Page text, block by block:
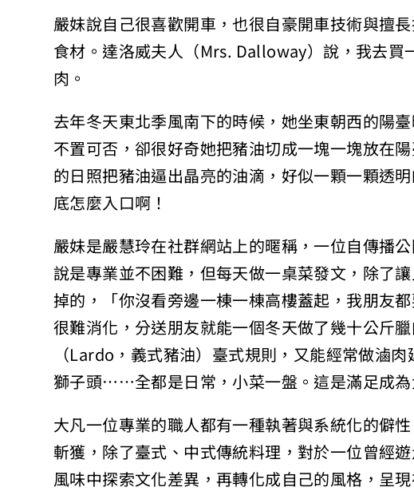
嚴妹說自己很喜歡開車，也很自豪開車技術與擅
食材。達洛威夫人（Mrs. Dalloway）說，我去
肉。
去年冬天東北季風南下的時候，她坐東朝西的陽
不置可否，卻很好奇她把豬油切成一塊一塊放在
的日照把豬油逼出晶亮的油滴，好似一顆一顆透
底怎麼入口啊！
嚴妹是嚴慧玲在社群網站上的暱稱，一位自傳播
說是專業並不困難，但每天做一桌菜發文，除了
掉的，「你沒看旁邊一棟一棟高樓蓋起，我朋友
很難消化，分送朋友就能一個冬天做了幾十公斤
（Lardo，義式豬油）臺式規則，又能經常做滷
獅子頭……全都是日常，小菜一盤。這是滿足成
大凡一位專業的職人都有一種執著與系統化的僻
斬獲，除了臺式、中式傳統料理，對於一位曾經
風味中探索文化差異，再轉化成自己的風格，呈